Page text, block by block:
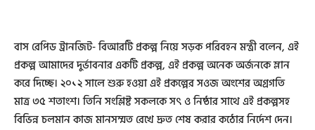
বাস রেপিড ট্রানজিট- বিআরটি প্রকল্প নিয়ে সড়ক পরিবহন মন্ত্রী বলেন, এই
প্রকল্প আমাদের দুর্ভাবনার একটি প্রকল্প, এই প্রকল্প অনেক অর্জনকে ম্লান
করে দিচ্ছে। ২০১২ সালে শুরু হওয়া এই প্রকল্পের সওজ অংশের অগ্রগতি
মাত্র ৩৫ শতাংশ। তিনি সংশ্লিষ্ট সকলকে সৎ ও নিষ্ঠার সাথে এই প্রকল্পসহ
বিভিন্ন চলমান কাজ মানসম্মত রেখে দ্রুত শেষ করার কঠোর নির্দেশ দেন।